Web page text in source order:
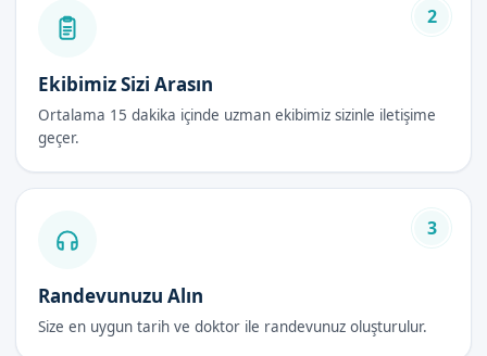
uygun şekilde belirlenmiştir. Fiyatlar, işlemin türüne ve uzman
doktorlarımızın deneyimine göre değişmektedir.
Bebek Sünneti Sonrası Bakım Rehberi
İlk 48 saat, bebek sünneti之后 en önemli süredir. Bu süre
zarfında, bebeklerin iyileşme süreci uzman doktorlarımız
tarafından takip edilmektedir.
2
Ekibimiz Sizi Arasın
Ortalama 15 dakika içinde uzman ekibimiz sizinle iletişime
geçer.
3
Randevunuzu Alın
Size en uygun tarih ve doktor ile randevunuz oluşturulur.